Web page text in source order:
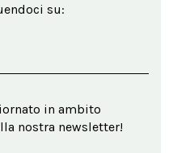
su:
in ambito
nostra newsletter!